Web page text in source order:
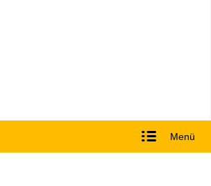
Menü